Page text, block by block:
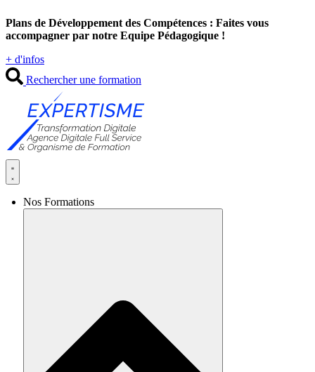
au
contenu
Plans de Développement des Compétences : Faites vous
accompagner par notre Equipe Pédagogique !
+ d'infos
Rechercher une formation
Nos Formations